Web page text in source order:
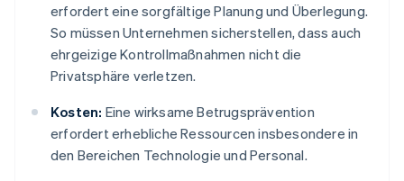
erfordert eine sorgfältige Planung und Überlegung.
So müssen Unternehmen sicherstellen, dass auch
ehrgeizige Kontrollmaßnahmen nicht die
Privatsphäre verletzen.
Kosten: Eine wirksame Betrugsprävention
erfordert erhebliche Ressourcen insbesondere in
den Bereichen Technologie und Personal.